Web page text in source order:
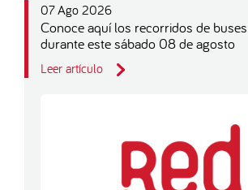
07 Ago 2026
Conoce aquí los recorridos de
durante este sábado 08 de agosto
Leer artículo